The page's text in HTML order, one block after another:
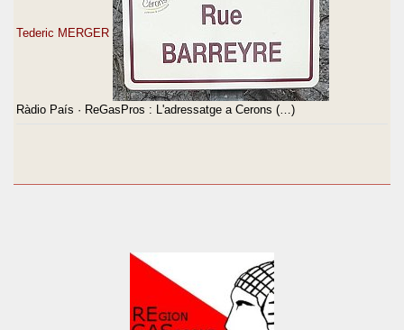
Tederic MERGER
Ràdio País · ReGasPros : L'adressatge a Cerons (…)